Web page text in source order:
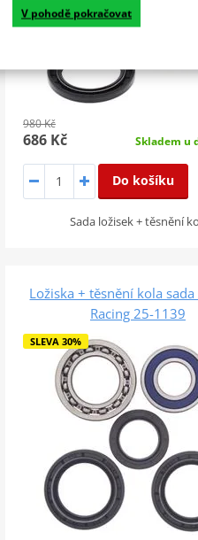
980 Kč
686 Kč Skladem u
Do košíku
Sada ložisek + těsnění
Ložiska + těsnění kola
Racing 25-1139
SLEVA 30%
V pohodě pokračovat